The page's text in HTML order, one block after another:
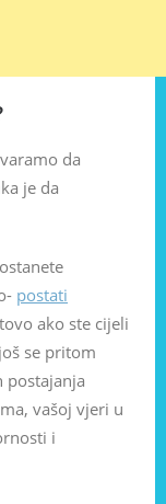
da
je da
postati
ako ste cijeli
se pritom
postajanja
vašoj vjeri u
i